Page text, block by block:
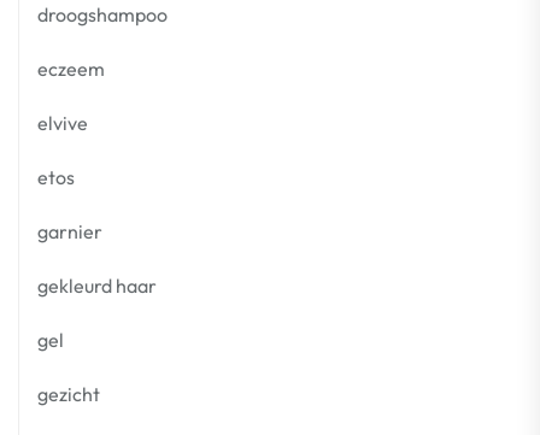
droogshampoo
eczeem
elvive
etos
garnier
gekleurd haar
gel
gezicht